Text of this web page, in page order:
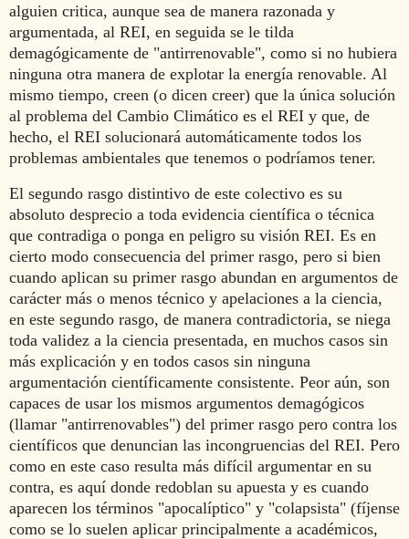
alguien critica, aunque sea de manera razonada y
argumentada, al REI, en seguida se le tilda
demagógicamente de "antirrenovable", como si no hubiera
ninguna otra manera de explotar la energía renovable. Al
mismo tiempo, creen (o dicen creer) que la única solución
al problema del Cambio Climático es el REI y que, de
hecho, el REI solucionará automáticamente todos los
problemas ambientales que tenemos o podríamos tener.
El segundo rasgo distintivo de este colectivo es su
absoluto desprecio a toda evidencia científica o técnica
que contradiga o ponga en peligro su visión REI. Es en
cierto modo consecuencia del primer rasgo, pero si bien
cuando aplican su primer rasgo abundan en argumentos de
carácter más o menos técnico y apelaciones a la ciencia,
en este segundo rasgo, de manera contradictoria, se niega
toda validez a la ciencia presentada, en muchos casos sin
más explicación y en todos casos sin ninguna
argumentación científicamente consistente. Peor aún, son
capaces de usar los mismos argumentos demagógicos
(llamar "antirrenovables") del primer rasgo pero contra los
científicos que denuncian las incongruencias del REI. Pero
como en este caso resulta más difícil argumentar en su
contra, es aquí donde redoblan su apuesta y es cuando
aparecen los términos "apocalíptico" y "colapsista" (fíjense
como se lo suelen aplicar principalmente a académicos,